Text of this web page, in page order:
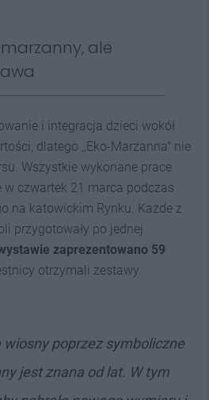
ale
i integracja dzieci wokół
dlatego ,,Eko-Marzanna" nie
Wszystkie wykonane prace
w czwartek 21 marca podczas
na katowickim Rynku. Każde z
przygotowały po jednej
zaprezentowano 59
otrzymali zestawy
wiosny poprzez symboliczne
jest znana od lat. W tym